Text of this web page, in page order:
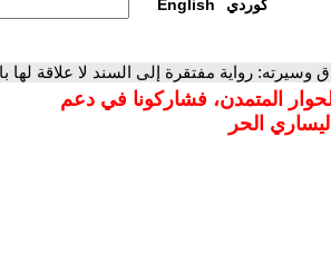
English كوردي
وسيرته: رواية مفتقرة إلى السند لا علاقة لها
المتمدن، فشاركونا في دعم
الحر